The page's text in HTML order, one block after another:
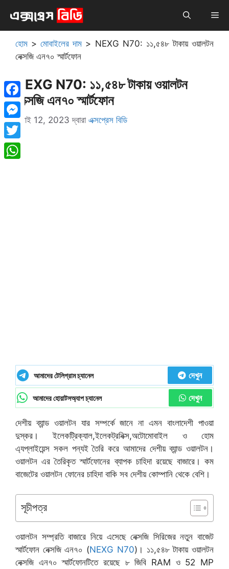
লেখায়
যান
মেনু
Facebook
Messenger
Twitter
হোম >মোবাইলের দাম > NEXG N70: ১১,৫৪৮ টাকায় ওয়ালটন
নেক্সজি এন৭০ স্মার্টফোন
NEXG N70: ১১,৫৪৮ টাকায় ওয়ালটন
নেক্সজি এন৭০ স্মার্টফোন
জুলাই 12, 2023 দ্বারা এক্সপ্রেস বিডি
আমাদের টেলিগ্রাম চ্যানেল দেখুন
আমাদের হোয়াটসঅ্যাপ চ্যানেল দেখুন
দেশীয় ব্যান্ড ওয়ালটন যার সম্পর্কে জানে না এমন বাংলাদেশী পাওয়া
দুস্কর। ইলেকট্রিক্যাল,ইলেকট্রনিক্স,অটোমোবাইল ও হোম
এ্যপ্লাইয়েন্স সকল পন্যই তৈরি করে আমাদের দেশীয় ব্যান্ড ওয়ালটন।
ওয়ালটন এর তৈরিকৃত স্মার্টফোনের ব্যাপক চাহিদা রয়েছে বাজারে। কম
বাজেটের ওয়ালটন ফোনের চাহিদা বাকি সব দেশীয় কোম্পানি থেকে বেশি।
সূচীপত্র
ওয়ালটন সম্প্রতি বাজারে নিয়ে এসেছে নেক্সজি সিরিজের নতুন বাজেট
স্মার্টফোন নেক্সজি এন৭০ (NEXG N70)। ১১,৫৪৮ টাকায় ওয়ালটন
নেক্সজি এন৭০ স্মার্টফোনটিতে রয়েছে ৮ জিবি RAM ও 52 MP